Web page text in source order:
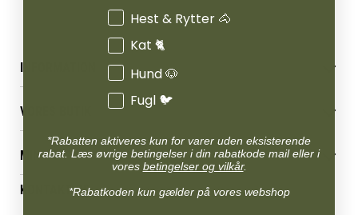
Betingelser & vilkår
Reklamations- & fortrydelsesret
Levering & afhentning
Følg din bestilling
Persondatapolitik
Cookies
VORES BUTIK
Vores butikker
Job
Mærker
Om os
MIN KONTO
Administrer min konto
KONTAKT OS
Hest & Rytter 🐴
Kat 🐈
Hund 🐶
Fugl 🐦
*Rabatten aktiveres kun for varer uden eksisterende
rabat. Læs øvrige betingelser i din rabatkode mail eller i
vores betingelser og vilkår.
*Rabatkoden kun gælder på vores webshop